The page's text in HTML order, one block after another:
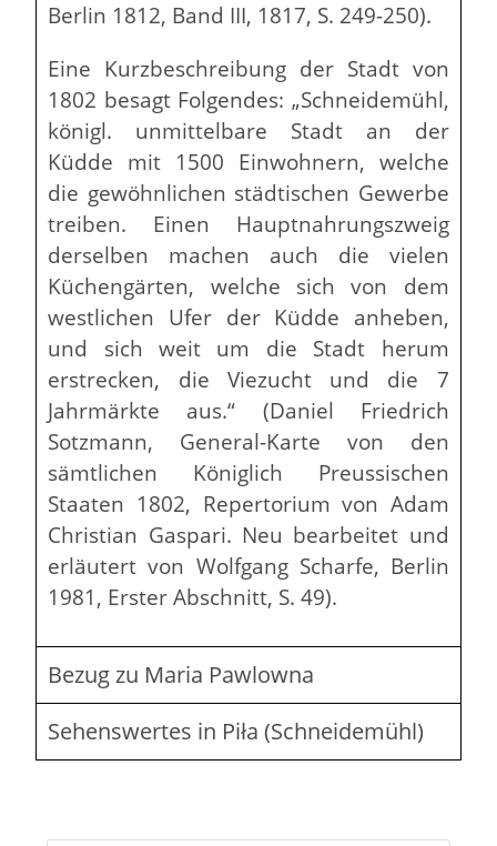
Berlin 1812, Band III, 1817, S. 249-250).
Eine Kurzbeschreibung der Stadt von
1802 besagt Folgendes: „Schneidemühl,
königl. unmittelbare Stadt an der
Küdde mit 1500 Einwohnern, welche
die gewöhnlichen städtischen Gewerbe
treiben. Einen Hauptnahrungszweig
derselben machen auch die vielen
Küchengärten, welche sich von dem
westlichen Ufer der Küdde anheben,
und sich weit um die Stadt herum
erstrecken, die Viezucht und die 7
Jahrmärkte aus.“ (Daniel Friedrich
Sotzmann, General-Karte von den
sämtlichen Königlich Preussischen
Staaten 1802, Repertorium von Adam
Christian Gaspari. Neu bearbeitet und
erläutert von Wolfgang Scharfe, Berlin
1981, Erster Abschnitt, S. 49).
Bezug zu Maria Pawlowna
Sehenswertes in Piła (Schneidemühl)